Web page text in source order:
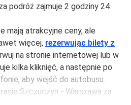
podróż zajmuje 2 godziny 24
mają atrakcyjne ceny, ale
więcej, rezerwując bilety z
na stronie internetowej lub w
kilka kliknięć, a następnie po
aby wejść do autobusu.
Szczuczyn - Warszawa za